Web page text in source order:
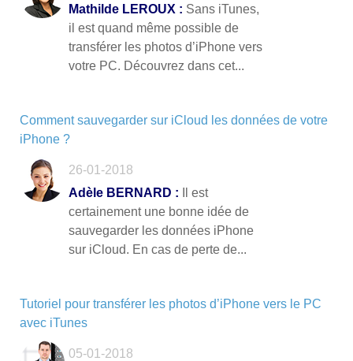
Mathilde LEROUX : Sans iTunes,
il est quand même possible de
transférer les photos d’iPhone vers
votre PC. Découvrez dans cet...
Comment sauvegarder sur iCloud les données de votre
iPhone ?
26-01-2018
Adèle BERNARD : Il est
certainement une bonne idée de
sauvegarder les données iPhone
sur iCloud. En cas de perte de...
Tutoriel pour transférer les photos d’iPhone vers le PC
avec iTunes
05-01-2018